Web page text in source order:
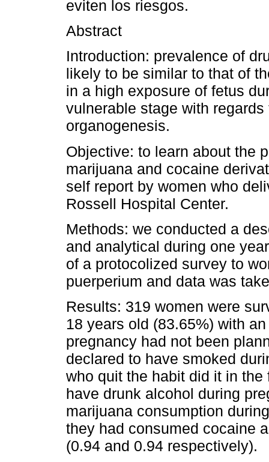
eviten los riesgos.
Abstract
Introduction: prevalence of
likely to be similar to that of
in a high exposure of fetus
vulnerable stage with
organogenesis.
Objective: to learn about the
marijuana and cocaine
self report by women who
Rossell Hospital Center.
Methods: we conducted a
and analytical during one
of a protocolized survey to
puerperium and data was
Results: 319 women were
18 years old (83.65%) with
pregnancy had not been
declared to have smoked
who quit the habit did it in
have drunk alcohol during
marijuana consumption
they had consumed cocaine
(0.94 and 0.94 respectively).